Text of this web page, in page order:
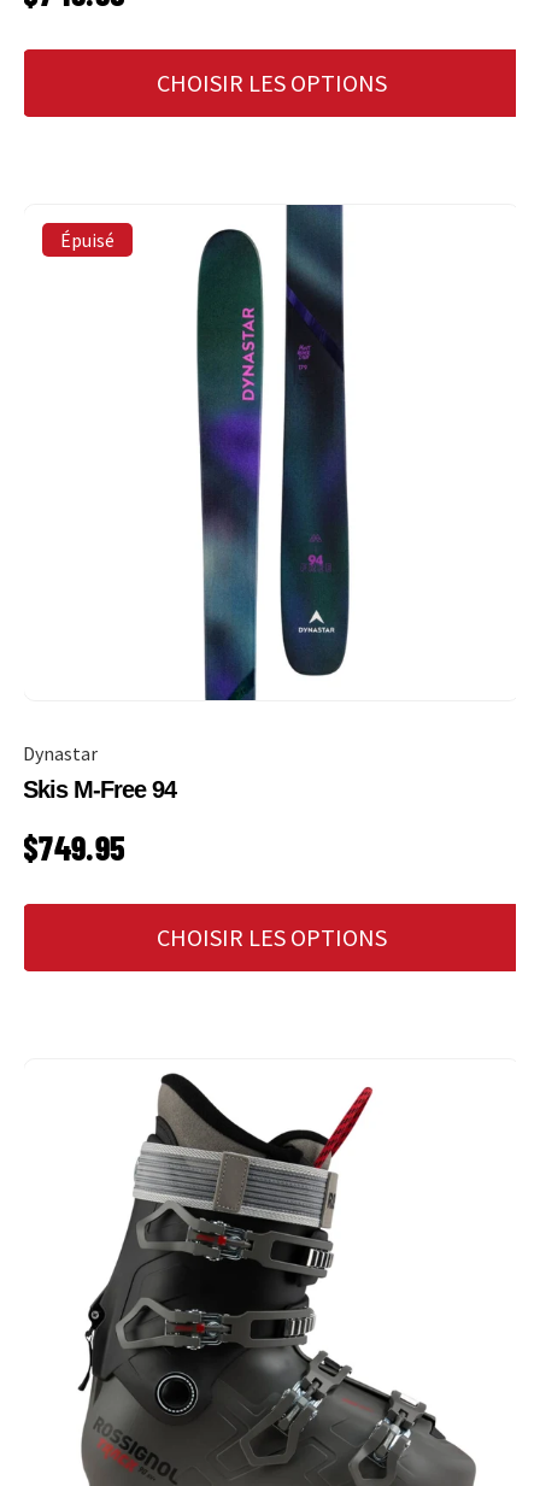
CHOISIR LES OPTIONS
Épuisé
Dynastar
Skis M-Free 94
PRIX HABITUEL
$749.95
CHOISIR LES OPTIONS